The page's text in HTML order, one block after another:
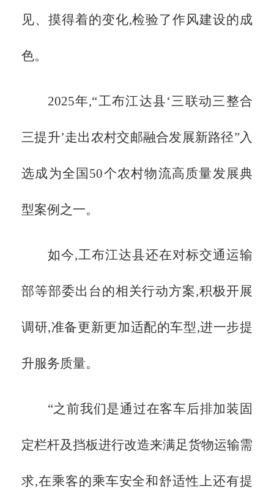
见、摸得着的变化,检验了作风建设的成
色。
2025年,“工布江达县‘三联动三整合
三提升’走出农村交邮融合发展新路径”入
选成为全国50个农村物流高质量发展典
型案例之一。
如今,工布江达县还在对标交通运输
部等部委出台的相关行动方案,积极开展
调研,准备更新更加适配的车型,进一步提
升服务质量。
“之前我们是通过在客车后排加装固
定栏杆及挡板进行改造来满足货物运输需
求,在乘客的乘车安全和舒适性上还有提